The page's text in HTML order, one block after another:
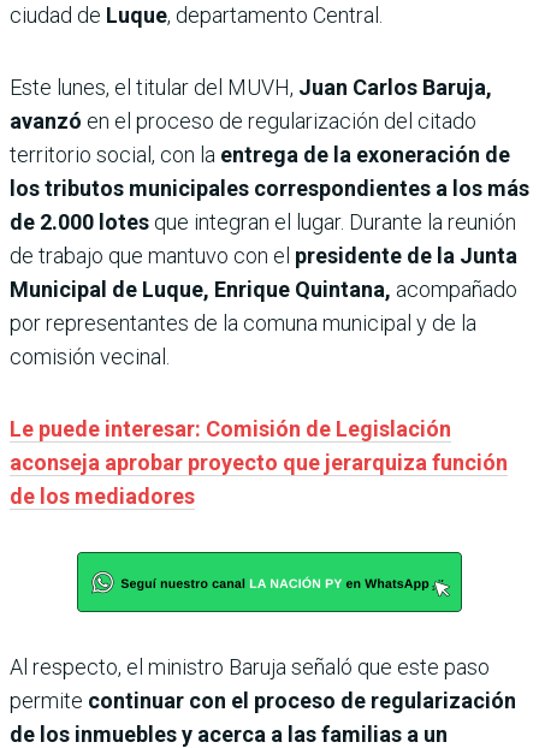
ciudad de Luque, departamento Central.
Este lunes, el titular del MUVH, Juan Carlos Baruja,
avanzó en el proceso de regularización del citado
territorio social, con la entrega de la exoneración de
los tributos municipales correspondientes a los más
de 2.000 lotes que integran el lugar. Durante la reunión
de trabajo que mantuvo con el presidente de la Junta
Municipal de Luque, Enrique Quintana, acompañado
por representantes de la comuna municipal y de la
comisión vecinal.
Le puede interesar: Comisión de Legislación
aconseja aprobar proyecto que jerarquiza función
de los mediadores
Al respecto, el ministro Baruja señaló que este paso
permite continuar con el proceso de regularización
de los inmuebles y acerca a las familias a un